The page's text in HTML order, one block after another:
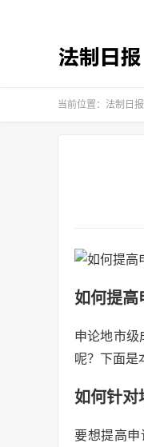
当前位置： 法制日报
如何提
申论地市级
呢？下面是
如何针对
要想提高申